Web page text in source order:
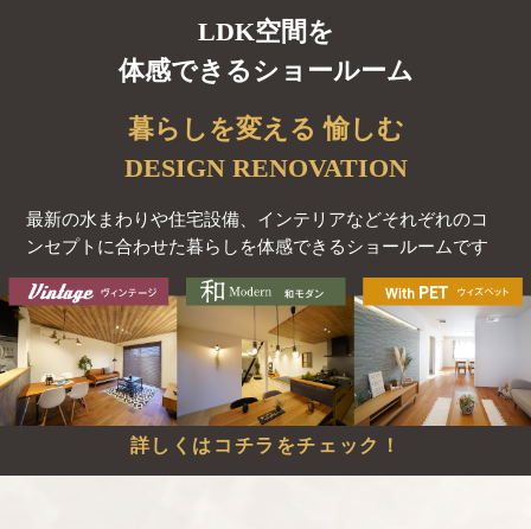
LDK空間を
体感できるショールーム
暮らしを変える 愉しむ
DESIGN RENOVATION
最新の水まわりや住宅設備、インテリアなどそれぞれのコ
ンセプトに合わせた暮らしを体感できるショールームです
詳しくはコチラをチェック！